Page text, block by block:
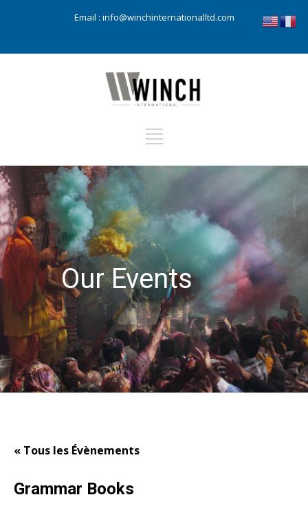
Email : info@winchinternationalltd.com
Our Events
« Tous les Évènements
Grammar Books